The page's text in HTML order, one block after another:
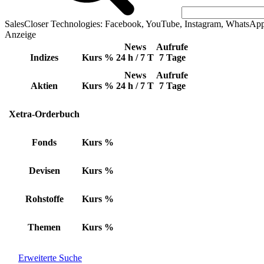
SalesCloser Technologies: Facebook, YouTube, Instagram,
Anzeige
Indizes Kurs %
News
24 h / 7 T
Aufrufe
7 Tage
Aktien Kurs %
News
24 h / 7 T
Aufrufe
7 Tage
Xetra-Orderbuch
Fonds Kurs %
Devisen Kurs %
Rohstoffe Kurs %
Themen Kurs %
Erweiterte Suche